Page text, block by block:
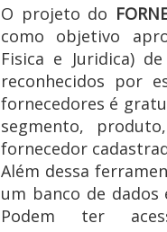
O projeto do
como objetivo
Fisica e Juridica)
reconhecidos por
fornecedores é
segmento,
fornecedor
Além dessa
um banco de dados
Podem ter